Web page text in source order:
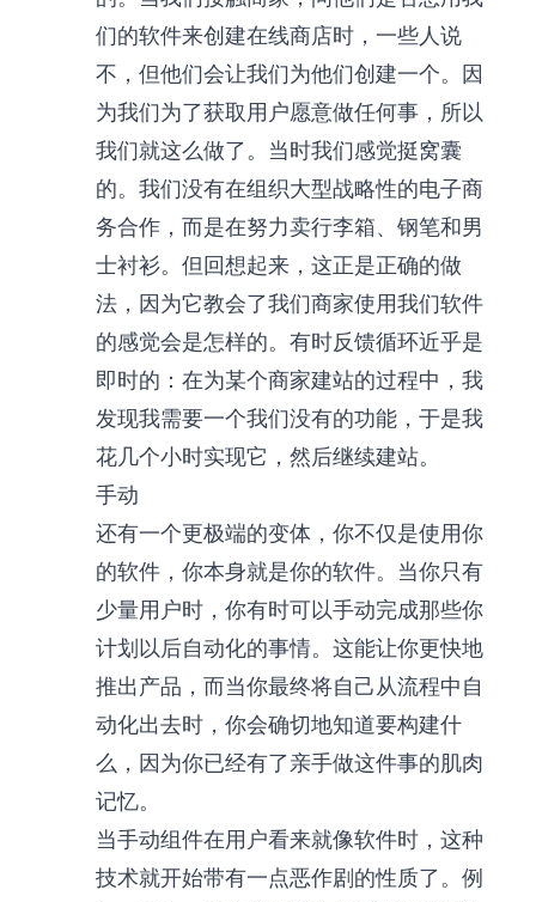
们的软件来创建在线商店时，一些人说
不，但他们会让我们为他们创建一个。因
为我们为了获取用户愿意做任何事，所以
我们就这么做了。当时我们感觉挺窝囊
的。我们没有在组织大型战略性的电子商
务合作，而是在努力卖行李箱、钢笔和男
士衬衫。但回想起来，这正是正确的做
法，因为它教会了我们商家使用我们软件
的感觉会是怎样的。有时反馈循环近乎是
即时的：在为某个商家建站的过程中，我
发现我需要一个我们没有的功能，于是我
花几个小时实现它，然后继续建站。
手动
还有一个更极端的变体，你不仅是使用你
的软件，你本身就是你的软件。当你只有
少量用户时，你有时可以手动完成那些你
计划以后自动化的事情。这能让你更快地
推出产品，而当你最终将自己从流程中自
动化出去时，你会确切地知道要构建什
么，因为你已经有了亲手做这件事的肌肉
记忆。
当手动组件在用户看来就像软件时，这种
技术就开始带有一点恶作剧的性质了。例